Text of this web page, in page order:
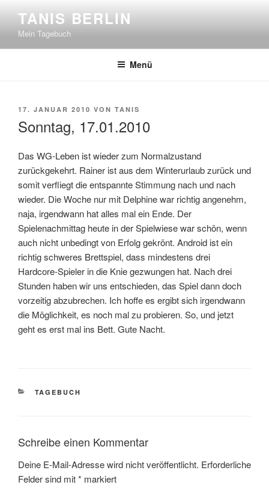
springen
TANIS BERLIN
Mein Tagebuch
Menü
VERÖFFENTLICHT
17. JANUAR 2010 VON TANIS
Sonntag, 17.01.2010
Das WG-Leben ist wieder zum Normalzustand
zurückgekehrt. Rainer ist aus dem Winterurlaub zurück und
somit verfliegt die entspannte Stimmung nach und nach
wieder. Die Woche nur mit Delphine war richtig angenehm,
naja, irgendwann hat alles mal ein Ende. Der
Spielenachmittag heute in der Spielwiese war schön, wenn
auch nicht unbedingt von Erfolg gekrönt. Android ist ein
richtig schweres Brettspiel, dass mindestens drei
Hardcore-Spieler in die Knie gezwungen hat. Nach drei
Stunden haben wir uns entschieden, das Spiel dann doch
vorzeitig abzubrechen. Ich hoffe es ergibt sich irgendwann
die Möglichkeit, es noch mal zu probieren. So, und jetzt
geht es erst mal ins Bett. Gute Nacht.
KATEGORIEN
TAGEBUCH
Schreibe einen Kommentar
Deine E-Mail-Adresse wird nicht veröffentlicht. Erforderliche
Felder sind mit* markiert